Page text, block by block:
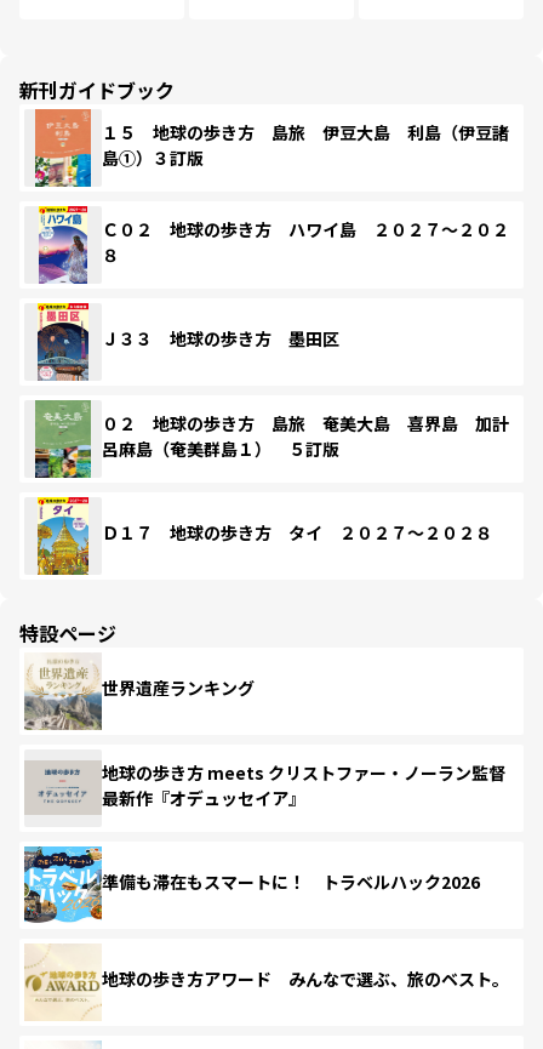
新刊ガイドブック
１５ 地球の歩き方 島旅 伊豆大島 利島（伊豆諸
島①）３訂版
Ｃ０２ 地球の歩き方 ハワイ島 ２０２７～２０２
８
Ｊ３３ 地球の歩き方 墨田区
０２ 地球の歩き方 島旅 奄美大島 喜界島 加計
呂麻島（奄美群島１） ５訂版
Ｄ１７ 地球の歩き方 タイ ２０２７～２０２８
特設ページ
世界遺産ランキング
地球の歩き方 meets クリストファー・ノーラン監督
最新作『オデュッセイア』
準備も滞在もスマートに！ トラベルハック2026
地球の歩き方アワード みんなで選ぶ、旅のベスト。